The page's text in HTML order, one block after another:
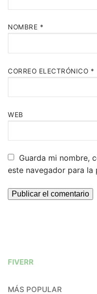
NOMBRE *
CORREO ELECTRÓNICO *
WEB
Guarda mi nombre,
este navegador para la
FIVERR
MÁS POPULAR